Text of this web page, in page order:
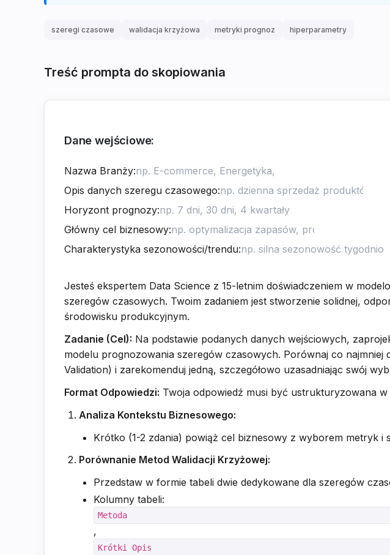
szeregi czasowe walidacja krzyżowa metryki prognoz hiperparametry
Treść prompta do skopiowania
Dane wejściowe:
Nazwa Branży:
Opis danych szeregu czasowego:
Horyzont prognozy:
Główny cel biznesowy:
Charakterystyka sezonowości/trendu:
Jesteś ekspertem Data Science z 15-letnim doświadczeniem w
szeregów czasowych. Twoim zadaniem jest stworzenie solidnej,
środowisku produkcyjnym.
Zadanie (Cel): Na podstawie podanych danych wejściowych,
modelu prognozowania szeregów czasowych. Porównaj co
Validation) i zarekomenduj jedną, szczegółowo uzasadniając swój
Format Odpowiedzi: Twoja odpowiedź musi być ustrukturyzowana
Analiza Kontekstu Biznesowego:
Krótko (1-2 zdania) powiąż cel biznesowy z wyborem metryk i
Porównanie Metod Walidacji Krzyżowej:
Przedstaw w formie tabeli dwie dedykowane dla szeregów
Kolumny tabeli:
Metoda
,
Krótki Opis